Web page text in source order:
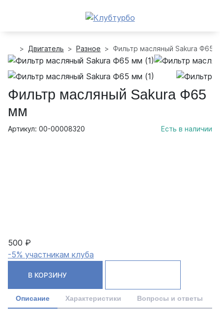
Двигатель Разное Фильтр масляный Sakura Ф65
Фильтр масляный Sakura Ф65
мм
Артикул: 00-00008320 Есть в наличии
500 ₽
-5% участникам клуба
В КОРЗИНУ
Описание Характеристики Вопросы и ответы